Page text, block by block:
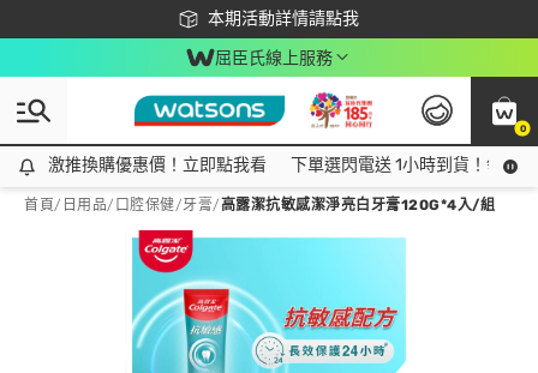
本期活動詳情請點我
下載app最高回饋$350
屈臣氏線上服務
0
激推換購優惠價！立即點我看
激推換購優惠價！立即點我看 下單選閃電送 1小時到貨！領神
首頁/ 日用品/ 口腔保健/牙膏/ 高露潔抗敏感潔淨亮白牙膏120G*4入/組